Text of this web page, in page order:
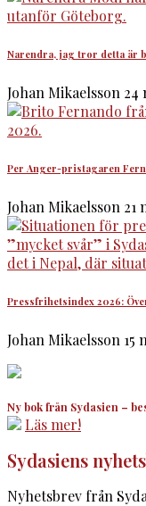
Narendra, jag tror detta är
Johan Mikaelsson 24
Per Anger-pristagaren
Johan Mikaelsson 21
Pressfrihetsindex 2026:
Johan Mikaelsson 15
Ny bok från Sydasien –
Läs mer!
Sydasiens
Nyhetsbrev från